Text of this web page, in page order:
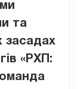
та
засадах
«РХП: